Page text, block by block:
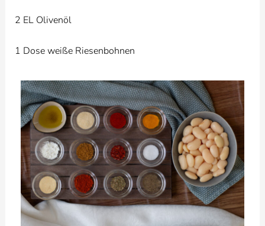
2 EL Olivenöl
1 Dose weiße Riesenbohnen